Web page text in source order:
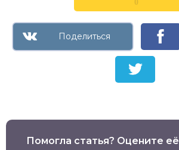
0
Помогла статья? Оцените её